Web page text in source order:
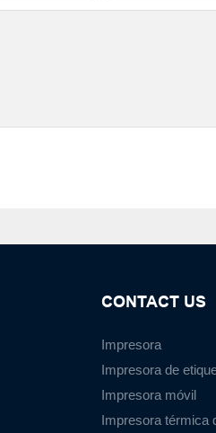
CONTACT US
Impresora
Impresora de
Impresora móvil
Impresora térmica